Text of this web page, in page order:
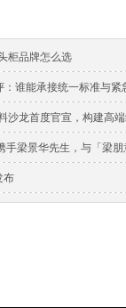
柜品牌怎么选
谁能承接统一标准与紧
沙龙首度官宣，构建高
手梁景华先生，与「梁
布